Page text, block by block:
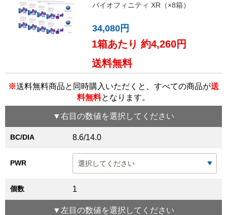
バイオフィニティ XR（×8箱）
34,080円
1箱あたり 約4,260円
送料無料
※送料無料商品と同時購入いただくと、すべての商品が送
料無料となります。
▼右目 の数値を選択してください
BC/DIA 8.6/14.0
PWR
個数 1
▼ 左目 の数値を選択してください